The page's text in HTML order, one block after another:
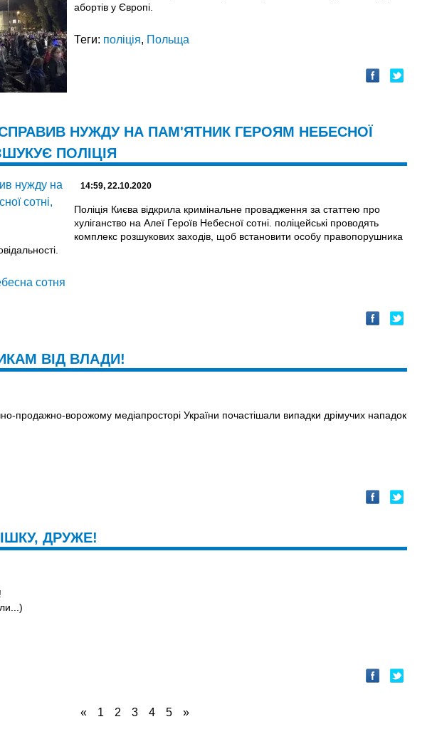
абортів у Європі.
Теги: поліція, Польща
НУЖДУ НА ПАМ'ЯТНИК ГЕРОЯМ НЕБЕСНОЇ
ПОЛІЦІЯ
14:59, 22.10.2020
Поліція Києва відкрила кримінальне провадження за статтею про
хуліганство на Алеї Героїв Небесної сотні. поліцейські проводять
комплекс розшукових заходів, щоб встановити особу правопорушника
сотня
ВІД ВЛАДИ!
продажно-ворожому медіапросторі України почастішали випадки дрімучих нападок
ДРУЖЕ!
« 1 2 3 4 5 »